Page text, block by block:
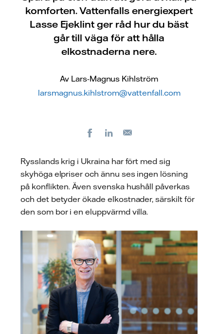
komforten. Vattenfalls energiexpert
Lasse Ejeklint ger råd hur du bäst
går till väga för att hålla
elkostnaderna nere.
Av Lars-Magnus Kihlström
larsmagnus.kihlstrom@vattenfall.com
FacebookLinkedIn
Rysslands krig i Ukraina har fört med sig
skyhöga elpriser och ännu ses ingen lösning
på konflikten. Även svenska hushåll påverkas
och det betyder ökade elkostnader, särskilt för
den som bor i en eluppvärmd villa.